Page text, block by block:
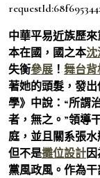
中華平易近族歷
本在國，國之本沈
失衡參展 ！ 舞台背
著她的頭髮，發出
學》中說：“所謂
者，無之。”領導
庭，並且關系張
但不是攤位設計
黨風政風。作為